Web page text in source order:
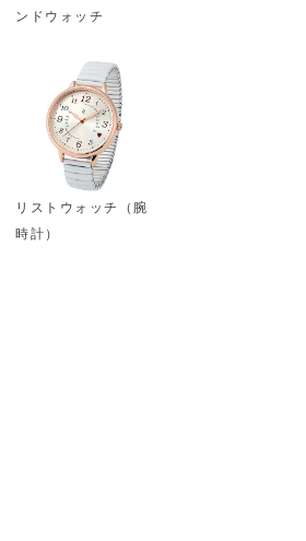
ンドウォッチ
リストウォッチ（腕
時計）